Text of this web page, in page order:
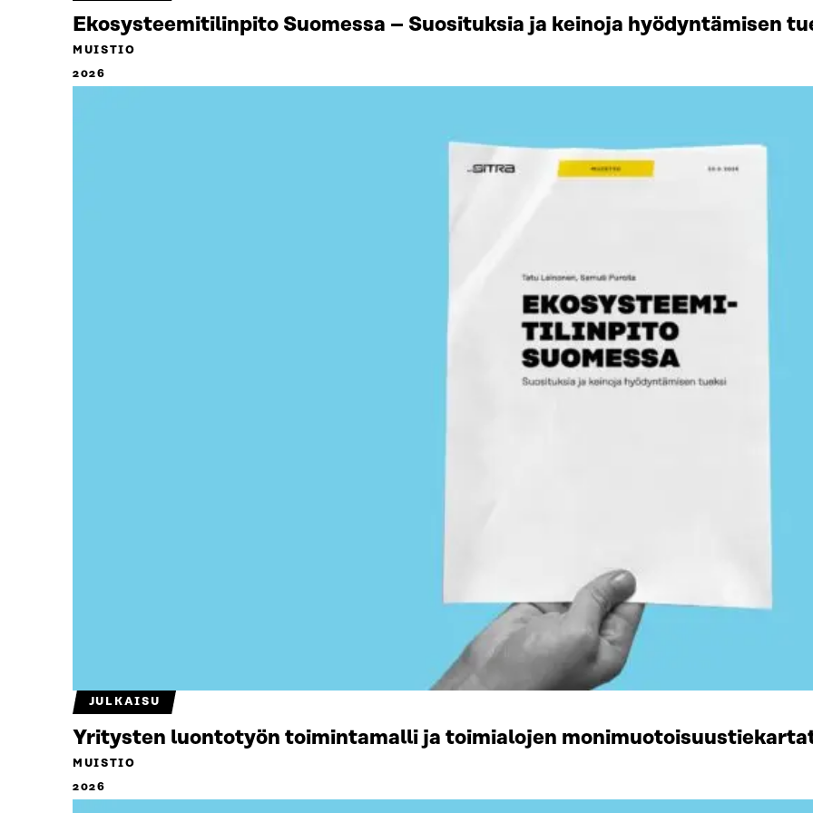
Ekosysteemitilinpito Suomessa – Suosituksia ja keinoja hyödyntämisen
MUISTIO
2026
JULKAISU
Yritysten luontotyön toimintamalli ja toimialojen
MUISTIO
2026